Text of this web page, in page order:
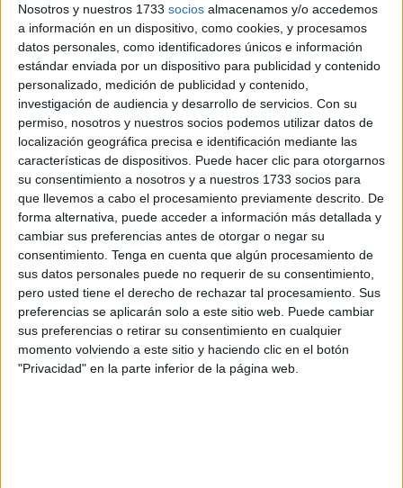
Nosotros y nuestros 1733 socios almacenamos y/o accedemos
a información en un dispositivo, como cookies, y procesamos
datos personales, como identificadores únicos e información
estándar enviada por un dispositivo para publicidad y contenido
personalizado, medición de publicidad y contenido,
investigación de audiencia y desarrollo de servicios. Con su
permiso, nosotros y nuestros socios podemos utilizar datos de
localización geográfica precisa e identificación mediante las
características de dispositivos. Puede hacer clic para otorgarnos
su consentimiento a nosotros y a nuestros 1733 socios para
que llevemos a cabo el procesamiento previamente descrito. De
forma alternativa, puede acceder a información más detallada y
cambiar sus preferencias antes de otorgar o negar su
consentimiento. Tenga en cuenta que algún procesamiento de
sus datos personales puede no requerir de su consentimiento,
pero usted tiene el derecho de rechazar tal procesamiento. Sus
preferencias se aplicarán solo a este sitio web. Puede cambiar
sus preferencias o retirar su consentimiento en cualquier
momento volviendo a este sitio y haciendo clic en el botón
"Privacidad" en la parte inferior de la página web.
El Ministerio del Interiorha actualizado el último balance
de datos de entradas deinmigrantesen Ceuta -así como
en toda España-, un documento que incluye los datos de
los cinco primeros meses del año (del 1 de enero al 30 de
mayo), pero que obvia, en las entradas terrestres -donde
se incluyen la entrada de nadadores- la llegada masiva de
inmigrantes a Ceuta los días 17 y 18 de mayo.[Aquí
puede ver el balance de forma íntegra]
Así, en la parte de las llegadas a Ceuta por vía terrestre, el
Ministerio del Interior recoge los datos hasta el 16 de mayo
-y no hasta el 30 como en los otros datos, de entradas
marítimas o terrestres para Ceuta,Melillae Islas Canarias-,
para así no incluir aún las entradas de inmigrantes de esos
días posteriores. Se obvia, de esta forma, los datos
exactos de entrada de marroquíes a Ceuta en esas fechas